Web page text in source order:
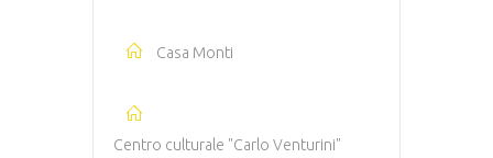
Casa Monti
Centro culturale "Carlo Venturini"